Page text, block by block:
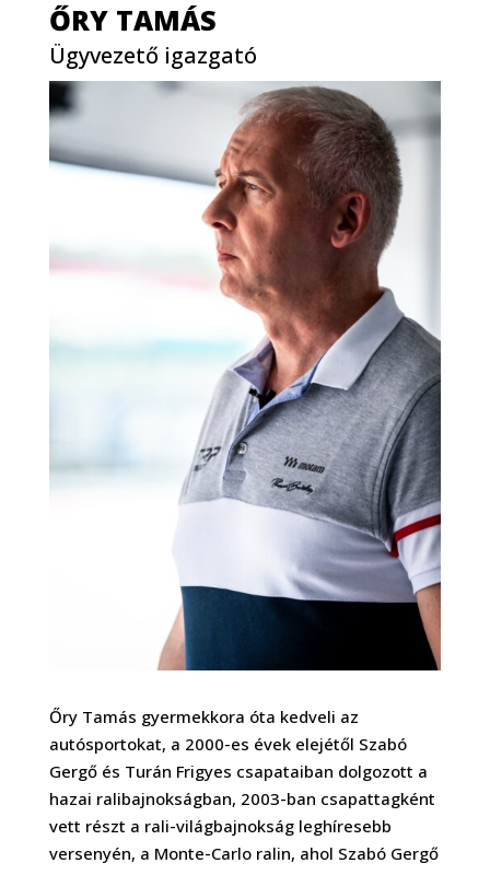
ŐRY TAMÁS
Ügyvezető igazgató
Őry Tamás gyermekkora óta kedveli az
autósportokat, a 2000-es évek elejétől Szabó
Gergő és Turán Frigyes csapataiban dolgozott a
hazai ralibajnokságban, 2003-ban csapattagként
vett részt a rali-világbajnokság leghíresebb
versenyén, a Monte-Carlo ralin, ahol Szabó Gergő